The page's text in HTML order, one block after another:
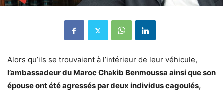
Alors qu’ils se trouvaient à l’intérieur de leur véhicule,
l’ambassadeur du Maroc Chakib Benmoussa ainsi que son
épouse ont été agressés par deux individus cagoulés,